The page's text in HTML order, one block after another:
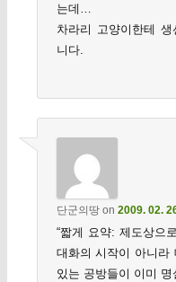
는데…
차라리 고양이한테
니다.
단군의땅on 2009. 02.
“짧게 요약: 제도상으
대화의 시작이 아니라
있는 공방들이 이미 명